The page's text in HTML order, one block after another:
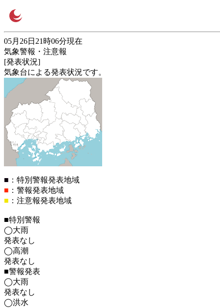
05月26日21時06分現在
気象警報・注意報
[発表状況]
気象台による発表状況です。
■ ：特別警報発表地域
■ ：警報発表地域
■ ：注意報発表地域
■特別警報
◯大雨
発表なし
◯高潮
発表なし
■警報発表
◯大雨
発表なし
◯洪水